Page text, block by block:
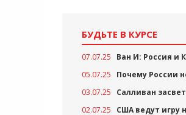
БУДЬТЕ В КУРСЕ
07.07.25
Ван И: Россия и
05.07.25
Почему России
03.07.25
Салливан
02.07.25
США ведут игру